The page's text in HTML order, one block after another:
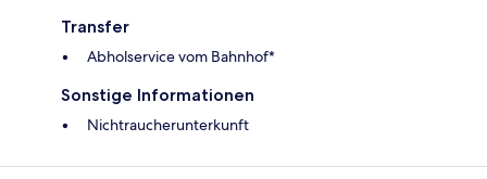
Transfer
Abholservice vom Bahnhof*
Sonstige Informationen
Nichtraucherunterkunft